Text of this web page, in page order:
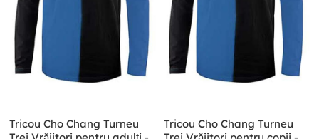
Tricou Cho Chang Turneu
Tricou Cho Chang Turneu